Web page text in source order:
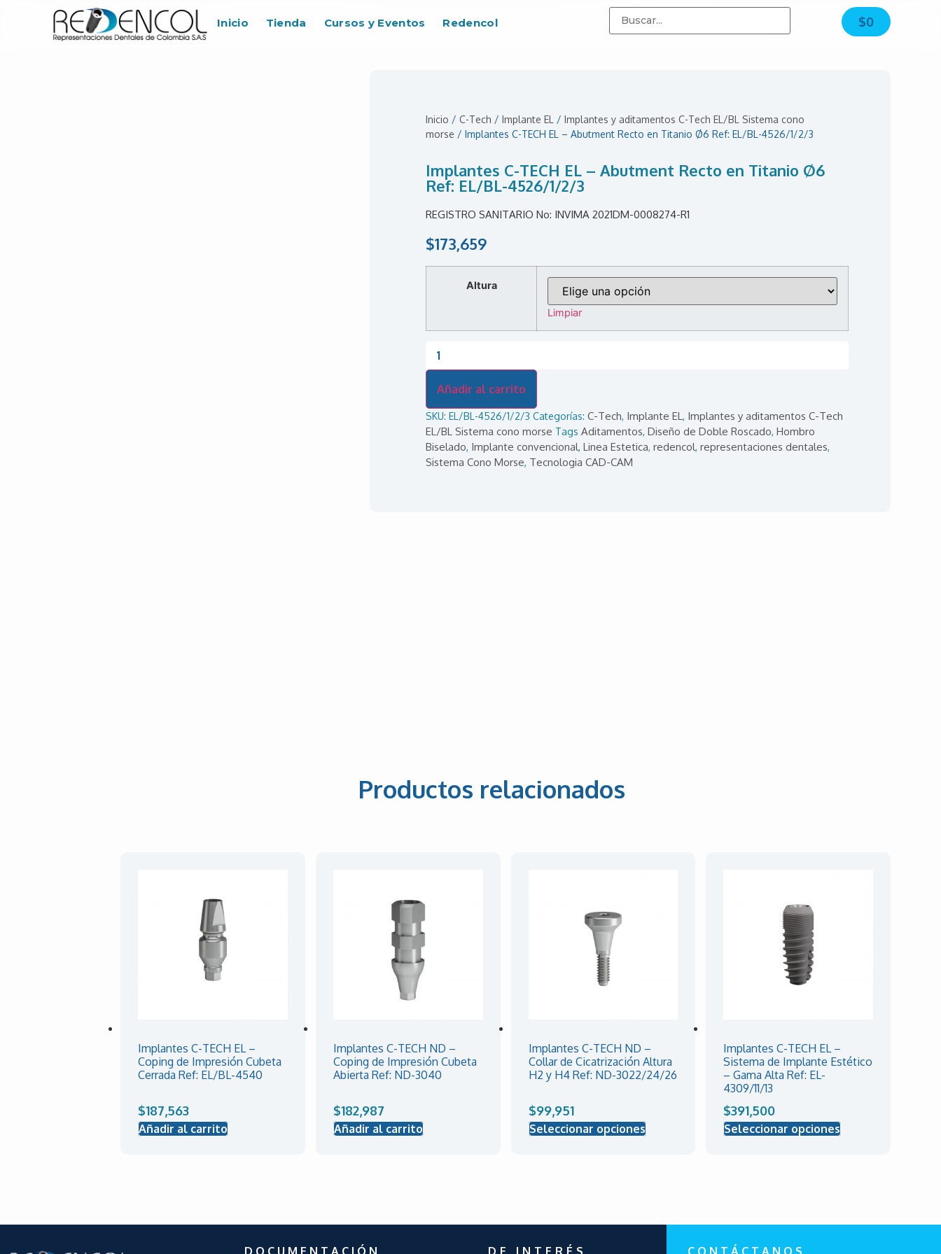
Inicio Tienda Cursos y Eventos Redencol $0
Inicio / C-Tech / Implante EL / Implantes y aditamentos C-Tech EL/BL Sistema cono
morse / Implantes C-TECH EL – Abutment Recto en Titanio Ø6 Ref: EL/BL-4526/1/2/3
Implantes C-TECH EL – Abutment Recto en Titanio Ø6
Ref: EL/BL-4526/1/2/3
REGISTRO SANITARIO No: INVIMA 2021DM-0008274-R1
$173,659
Altura
Limpiar
Añadir al carrito
SKU: EL/BL-4526/1/2/3 Categorías: C-Tech, Implante EL , Implantes y aditamentos C-Tech
EL/BL Sistema cono morse Tags Aditamentos, Diseño de Doble Roscado, Hombro
Biselado, Implante convencional, Linea Estetica, redencol, representaciones dentales,
Sistema Cono Morse, Tecnologia CAD-CAM
Productos relacionados
Implantes C-TECH EL –
Coping de Impresión Cubeta
Cerrada Ref: EL/BL-4540
$187,563
Añadir al carrito
Implantes C-TECH ND –
Coping de Impresión Cubeta
Abierta Ref: ND-3040
$182,987
Añadir al carrito
Implantes C-TECH ND –
Collar de Cicatrización Altura
H2 y H4 Ref: ND-3022/24/26
$99,951
Seleccionar opciones
Implantes C-TECH EL –
Sistema de Implante Estético
– Gama Alta Ref: EL-
4309/11/13
$391,500
Seleccionar opciones
D O C U M E N T A C I Ó N DE INTERÉS C O N T Á C T A N O S